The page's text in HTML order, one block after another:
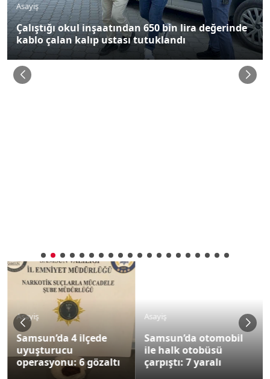
Asayiş
Çalıştığı okul inşaatından 650 bin lira değerinde
kablo çalan kalıp ustası tutuklandı
Asayiş
Samsun’da 4 ilçede
uyuşturucu
operasyonu: 6 gözaltı
Asayiş
Samsun’da otomobil
ile halk otobüsü
çarpıştı: 7 yaralı